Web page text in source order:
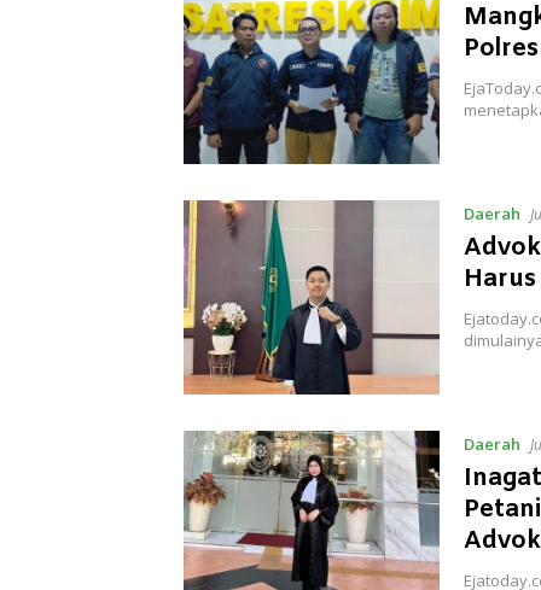
Daerah
Daerah